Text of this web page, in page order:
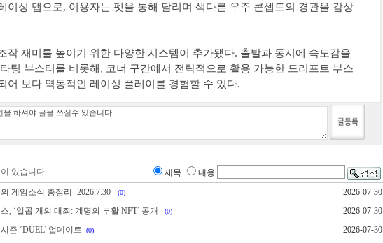
이싱 맵으로, 이용자는 펫을 통해 달리며 색다른 우주 콘셉트의 경관을 감상
작 재미를 높이기 위한 다양한 시스템이 추가됐다. 출발과 동시에 속도감을
팅 부스터를 비롯해, 코너 구간에서 전략적으로 활용 가능한 드리프트 부스
어 보다 역동적인 레이싱 플레이를 경험할 수 있다.
있습니다. 제목
내용
게임소식 총정리 -2026.7.30- (0)
2026-07-30
, ‘일곱 개의 대죄: 계명의 부활 NFT’ 공개
(0)
2026-07-30
즌 ‘DUEL’ 업데이트
(0)
2026-07-30